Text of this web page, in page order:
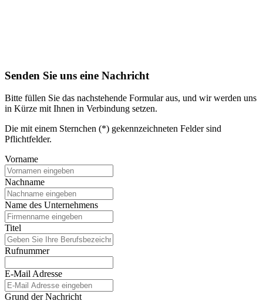
Senden Sie uns eine Nachricht
Bitte füllen Sie das nachstehende Formular aus, und wir werden uns
in Kürze mit Ihnen in Verbindung setzen.
Die mit einem Sternchen (*) gekennzeichneten Felder sind
Pflichtfelder.
Vorname
Nachname
Name des Unternehmens
Titel
Rufnummer
E-Mail Adresse
Grund der Nachricht